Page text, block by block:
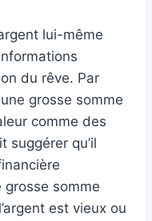
lui-même
du rêve. Par
grosse somme
comme des
suggérer qu’il
grosse somme
est vieux ou